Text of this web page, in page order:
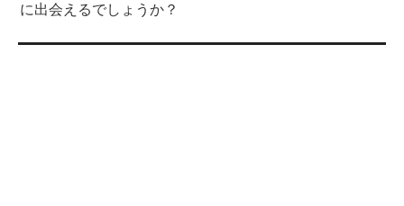
に出会えるでしょうか？